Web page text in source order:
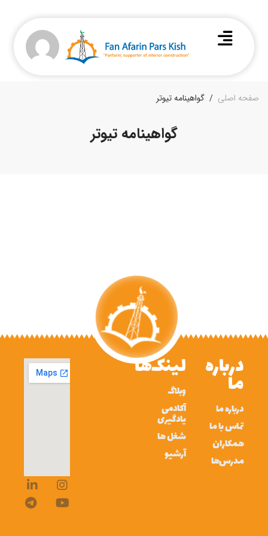
صفحه اصلی گواهینامه تیوتر
گواهینامه تیوتر
درباره
ما
درباره ما
تماس با ما
همکاران
مدرس‌ها
لینک‌ها
وبلاگ
آکادمی
یادگیری
شغل ها
آرشیو